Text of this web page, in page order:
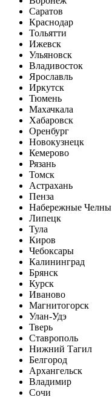
Саратов
Краснодар
Тольятти
Ижевск
Ульяновск
Владивосток
Ярославль
Иркутск
Тюмень
Махачкала
Хабаровск
Оренбург
Новокузнецк
Кемерово
Рязань
Томск
Астрахань
Пенза
Набережные Челны
Липецк
Тула
Киров
Чебоксары
Калининград
Брянск
Курск
Иваново
Магнитогорск
Улан-Удэ
Тверь
Ставрополь
Нижний Тагил
Белгород
Архангельск
Владимир
Сочи